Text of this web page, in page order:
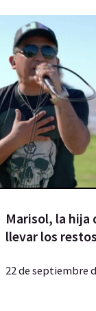
Marisol, la hija
llevar los
22 de septiembre